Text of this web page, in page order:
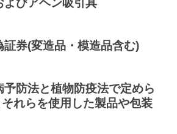
よびアヘン吸引具
証券(変造品・模造品含む)
予防法と植物防疫法で定めら
れらを使用した製品や包装